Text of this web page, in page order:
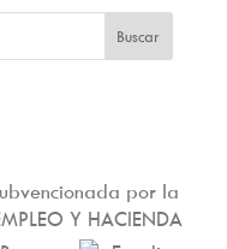
por la
Y HACIENDA